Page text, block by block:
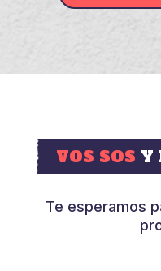
VOS SOS Y
Te esperamos